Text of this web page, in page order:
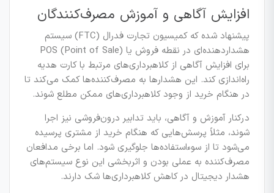
افزایش آگاهی و آموزش مصرف‌کنندگان
پیشنهاد شده که کمیسیون تجارت فدرال (FTC) سیستم
هشداردهنده‌ای در نقطه فروش یا POS (Point of Sale)
برای افزایش آگاهی از کلاهبرداری‌های مرتبط با کارت هدیه
راه‌اندازی کند. این هشدارها به مصرف‌کننده‌ها کمک می‌کند تا
در هنگام خرید از وجود کلاهبرداری‌های ممکن مطلع شوند.
درکنار آموزش و آگاهی، باید تدابیر درون‌فروشی نیز اجرا
شوند، مثلاً پرسش‌هایی که هنگام خرید از مشتری پرسیده
می‌شود تا از سوءاستفاده‌ها جلوگیری شود. اما برخی مدافعان
مصرف‌کننده به عملی بودن و اثربخشی این نوع سیستم‌های
هشدار دیجیتال در کاهش کلاهبرداری‌ها شک دارند.